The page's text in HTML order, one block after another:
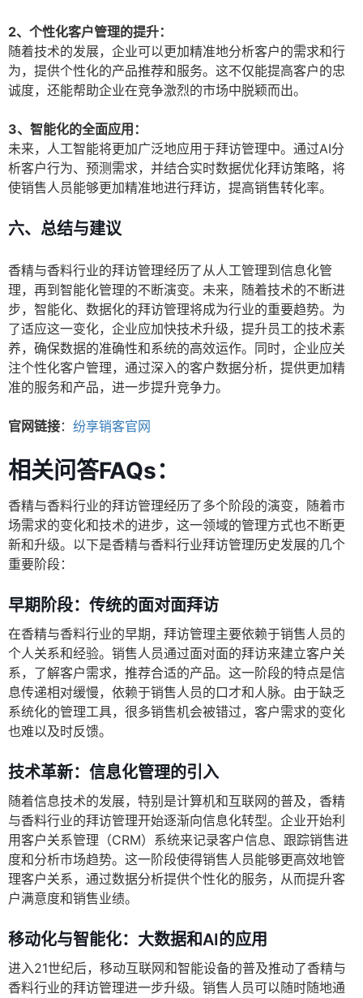
2、个性化客户管理的提升：
随着技术的发展，企业可以更加精准地分析客户的需求和行
为，提供个性化的产品推荐和服务。这不仅能提高客户的忠
诚度，还能帮助企业在竞争激烈的市场中脱颖而出。
3、智能化的全面应用：
未来，人工智能将更加广泛地应用于拜访管理中。通过AI分
析客户行为、预测需求，并结合实时数据优化拜访策略，将
使销售人员能够更加精准地进行拜访，提高销售转化率。
六、总结与建议
香精与香料行业的拜访管理经历了从人工管理到信息化管
理，再到智能化管理的不断演变。未来，随着技术的不断进
步，智能化、数据化的拜访管理将成为行业的重要趋势。为
了适应这一变化，企业应加快技术升级，提升员工的技术素
养，确保数据的准确性和系统的高效运作。同时，企业应关
注个性化客户管理，通过深入的客户数据分析，提供更加精
准的服务和产品，进一步提升竞争力。
官网链接： 纷享销客官网
相关问答FAQs：
香精与香料行业的拜访管理经历了多个阶段的演变，随着市
场需求的变化和技术的进步，这一领域的管理方式也不断更
新和升级。以下是香精与香料行业拜访管理历史发展的几个
重要阶段：
早期阶段：传统的面对面拜访
在香精与香料行业的早期，拜访管理主要依赖于销售人员的
个人关系和经验。销售人员通过面对面的拜访来建立客户关
系，了解客户需求，推荐合适的产品。这一阶段的特点是信
息传递相对缓慢，依赖于销售人员的口才和人脉。由于缺乏
系统化的管理工具，很多销售机会被错过，客户需求的变化
也难以及时反馈。
技术革新：信息化管理的引入
随着信息技术的发展，特别是计算机和互联网的普及，香精
与香料行业的拜访管理开始逐渐向信息化转型。企业开始利
用客户关系管理（CRM）系统来记录客户信息、跟踪销售进
度和分析市场趋势。这一阶段使得销售人员能够更高效地管
理客户关系，通过数据分析提供个性化的服务，从而提升客
户满意度和销售业绩。
移动化与智能化：大数据和AI的应用
进入21世纪后，移动互联网和智能设备的普及推动了香精与
香料行业的拜访管理进一步升级。销售人员可以随时随地通